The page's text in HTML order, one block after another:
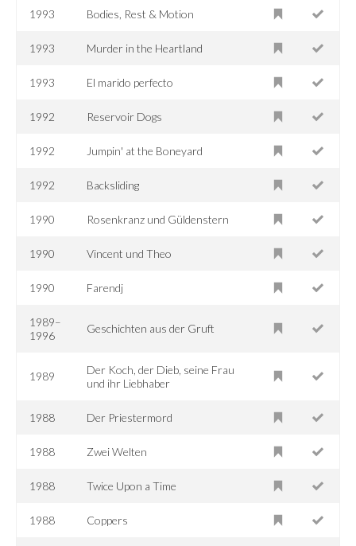
1993 Bodies, Rest & Motion
1993 Murder in the Heartland
1993 El marido perfecto
1992 Reservoir Dogs
1992 Jumpin' at the Boneyard
1992 Backsliding
1990 Rosenkranz und Güldenstern
1990 Vincent und Theo
1990 Farendj
1989–
1996
Geschichten aus der Gruft
1989
Der Koch, der Dieb, seine Frau
und ihr Liebhaber
1988 Der Priestermord
1988 Zwei Welten
1988 Twice Upon a Time
1988 Coppers